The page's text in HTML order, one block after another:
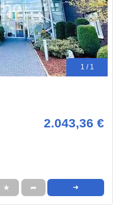
1 / 1
2.043,36 €
★ ➦ ➜